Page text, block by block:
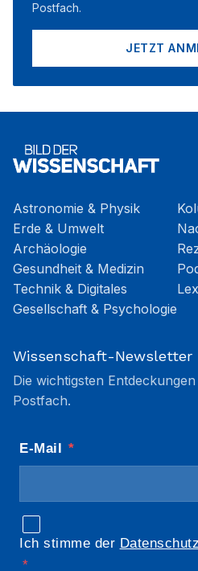
Postfach.
JETZT
Astronomie & Physik
Erde & Umwelt
Archäologie
Gesundheit & Medizin
Technik & Digitales
Gesellschaft & Psychologie
Wissenschaft-Newsletter
Die wichtigsten
Postfach.